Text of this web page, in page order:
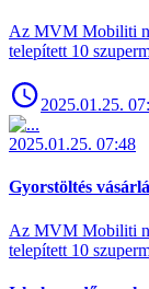
Az MVM Mobiliti
telepített 10
2025.01.25.
2025.01.25. 07:48
Gyorstöltés
Az MVM Mobiliti
telepített 10